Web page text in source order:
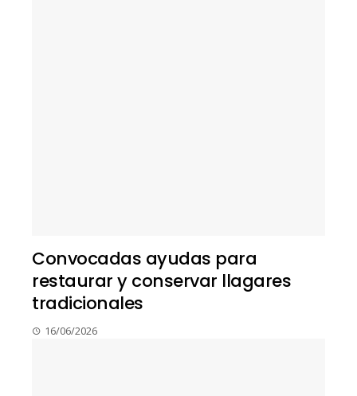
Convocadas ayudas para
restaurar y conservar llagares
tradicionales
16/06/2026